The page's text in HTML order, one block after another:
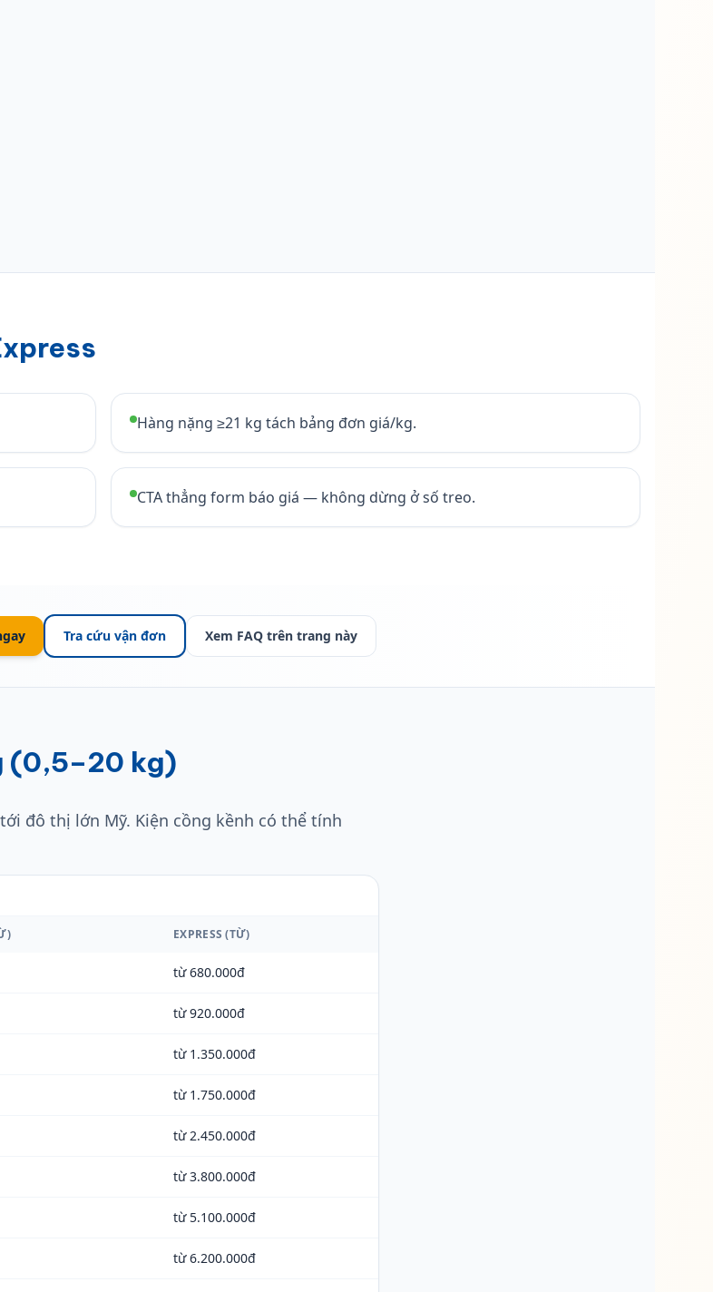
Hàng nặng ≥21 kg tách bảng đơn giá/kg.
CTA thẳng form báo giá — không dừng ở số treo.
Tra cứu vận đơn Xem FAQ trên trang này
(0,5–20 kg)
đô thị lớn Mỹ. Kiện cồng kềnh có thể tính
EXPRESS (TỪ)
từ 680.000đ
từ 920.000đ
từ 1.350.000đ
từ 1.750.000đ
từ 2.450.000đ
từ 3.800.000đ
từ 5.100.000đ
từ 6.200.000đ